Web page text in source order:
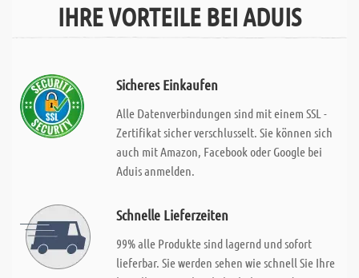
IHRE VORTEILE BEI ADUIS
Sicheres Einkaufen
Alle Datenverbindungen sind mit einem SSL -
Zertifikat sicher verschlusselt. Sie können sich
auch mit Amazon, Facebook oder Google bei
Aduis anmelden.
Schnelle Lieferzeiten
99% alle Produkte sind lagernd und sofort
lieferbar. Sie werden sehen wie schnell Sie Ihre